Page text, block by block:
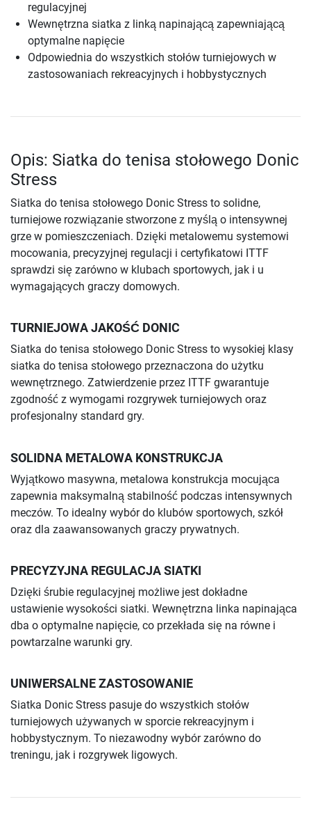
regulacyjnej
Wewnętrzna siatka z linką napinającą zapewniającą
optymalne napięcie
Odpowiednia do wszystkich stołów turniejowych w
zastosowaniach rekreacyjnych i hobbystycznych
Opis: Siatka do tenisa stołowego Donic
Stress
Siatka do tenisa stołowego Donic Stress to solidne,
turniejowe rozwiązanie stworzone z myślą o intensywnej
grze w pomieszczeniach. Dzięki metalowemu systemowi
mocowania, precyzyjnej regulacji i certyfikatowi ITTF
sprawdzi się zarówno w klubach sportowych, jak i u
wymagających graczy domowych.
TURNIEJOWA JAKOŚĆ DONIC
Siatka do tenisa stołowego Donic Stress to wysokiej klasy
siatka do tenisa stołowego przeznaczona do użytku
wewnętrznego. Zatwierdzenie przez ITTF gwarantuje
zgodność z wymogami rozgrywek turniejowych oraz
profesjonalny standard gry.
SOLIDNA METALOWA KONSTRUKCJA
Wyjątkowo masywna, metalowa konstrukcja mocująca
zapewnia maksymalną stabilność podczas intensywnych
meczów. To idealny wybór do klubów sportowych, szkół
oraz dla zaawansowanych graczy prywatnych.
PRECYZYJNA REGULACJA SIATKI
Dzięki śrubie regulacyjnej możliwe jest dokładne
ustawienie wysokości siatki. Wewnętrzna linka napinająca
dba o optymalne napięcie, co przekłada się na równe i
powtarzalne warunki gry.
UNIWERSALNE ZASTOSOWANIE
Siatka Donic Stress pasuje do wszystkich stołów
turniejowych używanych w sporcie rekreacyjnym i
hobbystycznym. To niezawodny wybór zarówno do
treningu, jak i rozgrywek ligowych.